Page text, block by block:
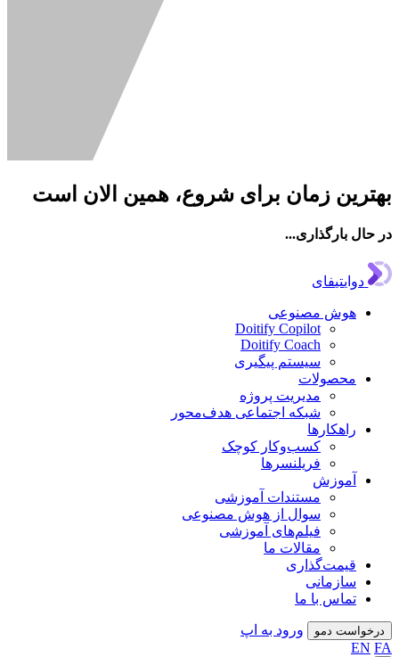
زمان برای شروع، همین الان است
بارگذاری...
دوایتیفای
هوش مصنوعی
Doitify Copilot
Doitify Coach
سیستم پیگیری
محصولات
مدیریت پروژه
شبکه اجتماعی هدف‌محور
راهکارها
کسب‌وکار کوچک
فریلنسرها
آموزش
مستندات آموزشی
سوال از هوش مصنوعی
فیلم‌های آموزشی
مقالات ما
قیمت‌گذاری
سازمانی
تماس با ما
دمو
ورود به اپ
EN